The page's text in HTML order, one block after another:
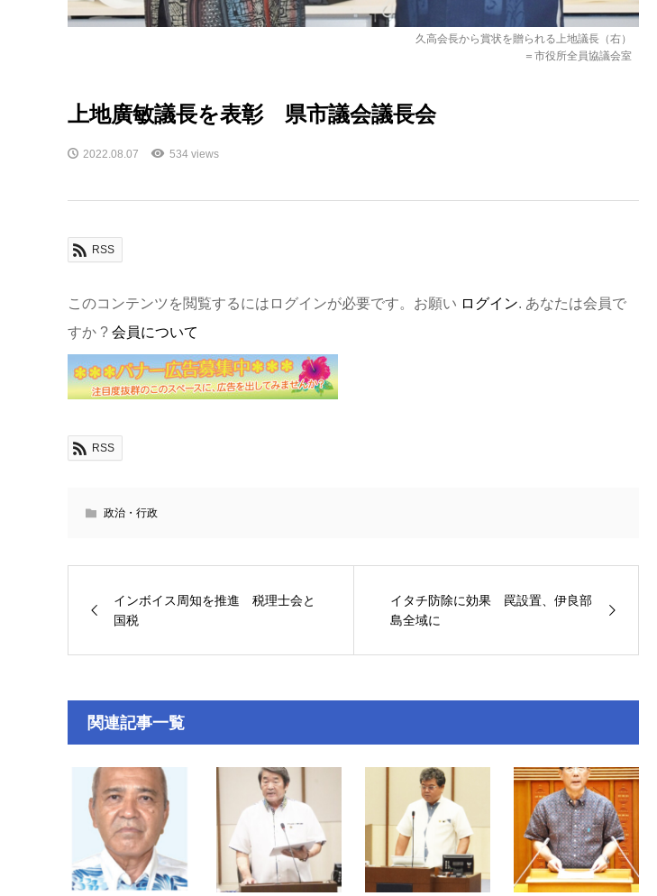
久高会長から賞状を贈られる上地議長（右）
＝市役所全員協議会室
上地廣敏議長を表彰 県市議会議長会
2022.08.07 534 views
RSS
このコンテンツを閲覧するにはログインが必要です。お願い ログイン. あなたは会員で
すか ? 会員について
RSS
政治・行政
インボイス周知を推進 税理士会と
国税
イタチ防除に効果 罠設置、伊良部
島全域に
関連記事一覧